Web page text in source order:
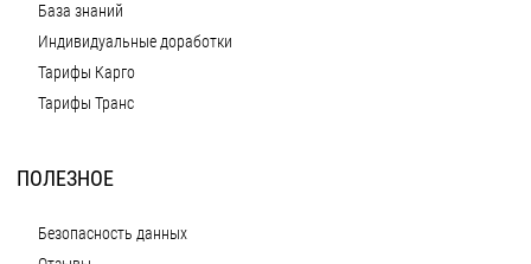
База знаний
Индивидуальные доработки
Тарифы Карго
Тарифы Транс
ПОЛЕЗНОЕ
Безопасность данных